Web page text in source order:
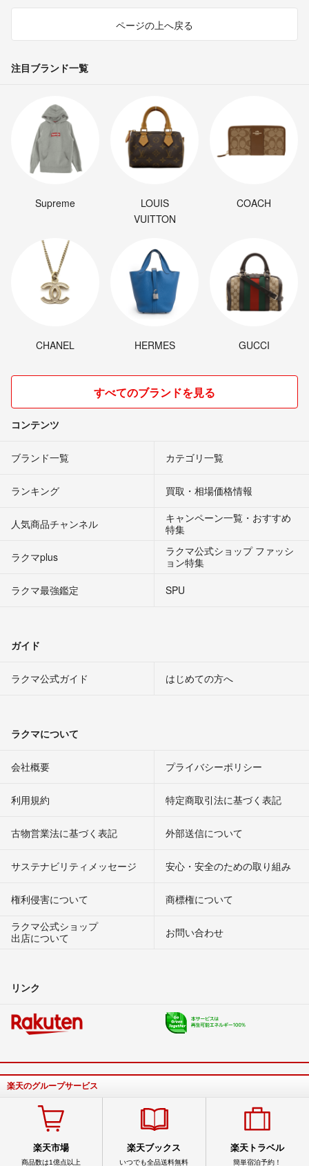
ページの上へ戻る
注目ブランド一覧
Supreme
LOUIS
VUITTON
COACH
CHANEL HERMES GUCCI
すべてのブランドを見る
コンテンツ
ブランド一覧 カテゴリ一覧
ランキング 買取・相場価格情報
人気商品チャンネル
キャンペーン一覧・おすすめ
特集
ラクマplus
ラクマ公式ショップ ファッシ
ョン特集
ラクマ最強鑑定
SPU
ガイド
ラクマ公式ガイド はじめての方へ
ラクマについて
会社概要 プライバシーポリシー
利用規約 特定商取引法に基づく表記
古物営業法に基づく表記 外部送信について
サステナビリティメッセージ 安心・安全のための取り組み
権利侵害について
商標権について
ラクマ公式ショップ
出店について
お問い合わせ
リンク
楽天のグループサービス
楽天市場
商品数は1億点以上
楽天ブックス
いつでも全品送料無料
楽天トラベル
簡単宿泊予約！